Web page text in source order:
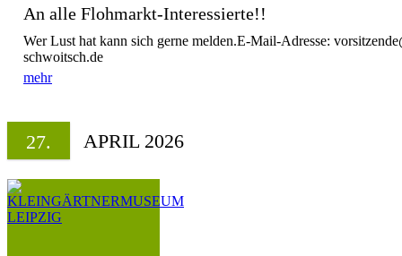
An alle Flohmarkt-Interessierte!!
Wer Lust hat kann sich gerne melden.E-Mail-Adresse:
schwoitsch.de
mehr
27. APRIL 2026